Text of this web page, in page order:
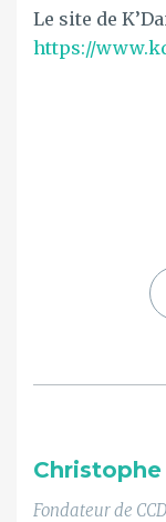
Le site de
https://
Fondateur de